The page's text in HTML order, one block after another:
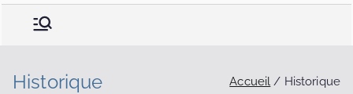
Historique Accueil Historique